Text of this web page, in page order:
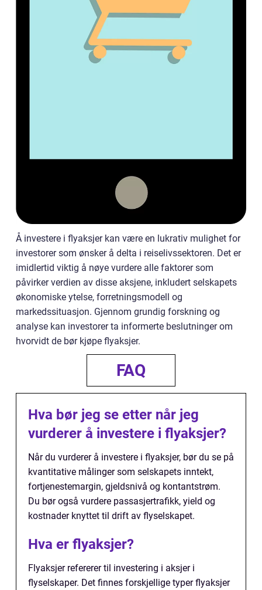
Å investere i flyaksjer kan være en lukrativ mulighet for
investorer som ønsker å delta i reiselivssektoren. Det er
imidlertid viktig å nøye vurdere alle faktorer som
påvirker verdien av disse aksjene, inkludert selskapets
økonomiske ytelse, forretningsmodell og
markedssituasjon. Gjennom grundig forskning og
analyse kan investorer ta informerte beslutninger om
hvorvidt de bør kjøpe flyaksjer.
FAQ
Hva bør jeg se etter når jeg
vurderer å investere i flyaksjer?
Når du vurderer å investere i flyaksjer, bør du se på
kvantitative målinger som selskapets inntekt,
fortjenestemargin, gjeldsnivå og kontantstrøm.
Du bør også vurdere passasjertrafikk, yield og
kostnader knyttet til drift av flyselskapet.
Hva er flyaksjer?
Flyaksjer refererer til investering i aksjer i
flyselskaper. Det finnes forskjellige typer flyaksjer